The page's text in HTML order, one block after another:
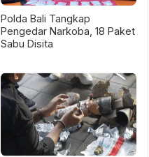
Polda Bali Tangkap
Pengedar Narkoba, 18 Paket
Sabu Disita